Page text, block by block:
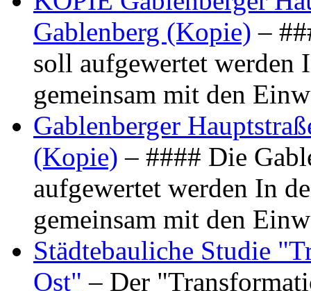
Gablenberg (Kopie) –
soll aufgewertet werden
gemeinsam mit den
Gablenberger
(Kopie) – #### Die
aufgewertet werden In
gemeinsam mit den
Städtebauliche Studie
Ost" – Der